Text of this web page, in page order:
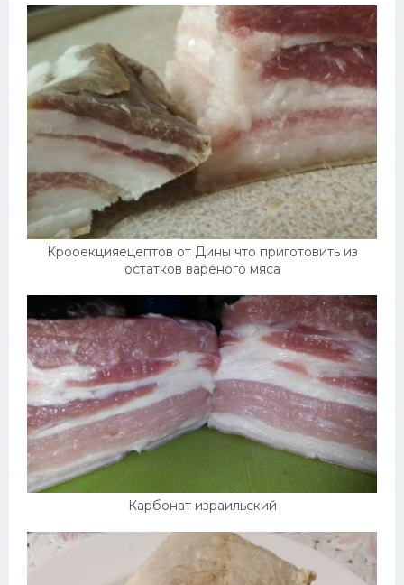
Крооекцияецептов от Дины что приготовить из
остатков вареного мяса
Карбонат израильский